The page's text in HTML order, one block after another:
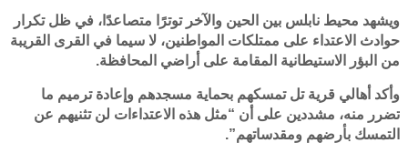
ويشهد محيط نابلس بين الحين والآخر توترًا متصاعدًا، في ظل تكرار
حوادث الاعتداء على ممتلكات المواطنين، لا سيما في القرى القريبة
من البؤر الاستيطانية المقامة على أراضي المحافظة.
وأكد أهالي قرية تل تمسكهم بحماية مسجدهم وإعادة ترميم ما
تضرر منه، مشددين على أن “مثل هذه الاعتداءات لن تثنيهم عن
التمسك بأرضهم ومقدساتهم”.